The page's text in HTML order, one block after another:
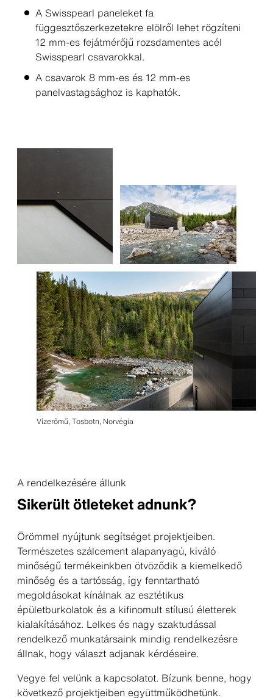
A Swisspearl paneleket fa
függesztőszerkezetekre elölről lehet rögzíteni
12 mm-es fejátmérőjű rozsdamentes acél
Swisspearl csavarokkal.
A csavarok 8 mm-es és 12 mm-es
panelvastagsághoz is kaphatók.
Vízerőmű, Tosbotn, Norvégia
A rendelkezésére állunk
Sikerült ötleteket adnunk?
Örömmel nyújtunk segítséget projektjeiben.
Természetes szálcement alapanyagú, kiváló
minőségű termékeinkben ötvöződik a kiemelkedő
minőség és a tartósság, így fenntartható
megoldásokat kínálnak az esztétikus
épületburkolatok és a kifinomult stílusú életterek
kialakításához. Lelkes és nagy szaktudással
rendelkező munkatársaink mindig rendelkezésre
állnak, hogy választ adjanak kérdéseire.
Vegye fel velünk a kapcsolatot. Bízunk benne, hogy
következő projektjeiben együttműködhetünk.